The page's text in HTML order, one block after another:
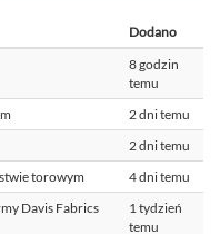
Dodano
8 godzin
temu
2 dni temu
2 dni temu
torowym
4 dni temu
Davis Fabrics
1 tydzień
temu